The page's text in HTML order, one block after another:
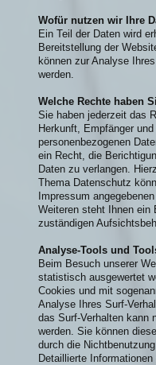
Wofür nutzen wir Ihre
Ein Teil der Daten wird
Bereitstellung der
können zur Analyse
werden.
Welche Rechte haben
Sie haben jederzeit das
Herkunft, Empfänger
personenbezogenen
ein Recht, die
Daten zu verlangen.
Thema Datenschutz
Impressum
Weiteren steht Ihnen ein
zuständigen
Analyse-Tools und
Beim Besuch unserer
statistisch ausgewertet
Cookies und mit
Analyse Ihres Surf-
das Surf-Verhalten kann
werden. Sie können
durch die
Detaillierte